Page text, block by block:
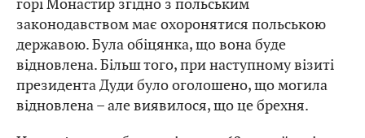
горі Монастир згідно з польським
законодавством має охоронятися польською
державою. Була обіцянка, що вона буде
відновлена. Більш того, при наступному візиті
президента Дуди було оголошено, що могила
відновлена – але виявилося, що це брехня.